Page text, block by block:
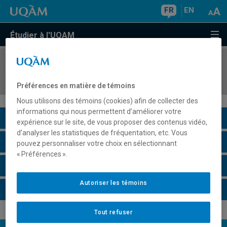
FR EN
Étudier à l'UQAM
COURS//
Description du cours
Horaire - Été 2026
Préférences en matière de témoins
Nous utilisons des témoins (cookies) afin de collecter des
informations qui nous permettent d’améliorer votre
expérience sur le site, de vous proposer des contenus vidéo,
d’analyser les statistiques de fréquentation, etc. Vous
pouvez personnaliser votre choix en sélectionnant
« Préférences ».
Tout refuser
Autoriser les témoins